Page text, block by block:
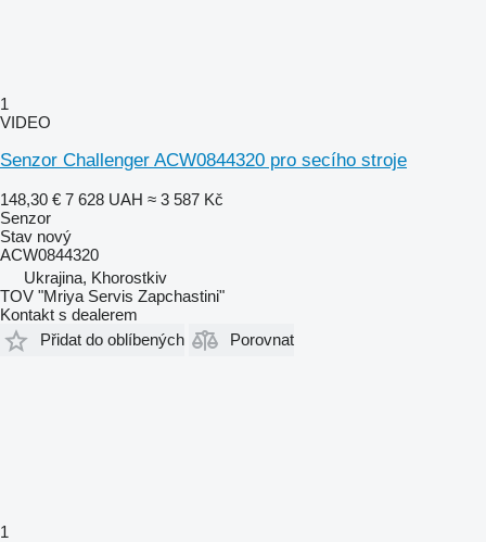
1
VIDEO
Senzor Challenger ACW0844320 pro secího stroje
148,30 € 7 628 UAH ≈ 3 587 Kč
Senzor
Stav nový
ACW0844320
Ukrajina, Khorostkiv
TOV "Mriya Servis Zapchastini"
Kontakt s dealerem
Přidat do oblíbených
Porovnat
1